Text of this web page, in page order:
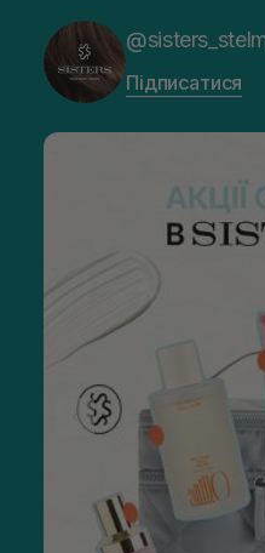
Підписатися